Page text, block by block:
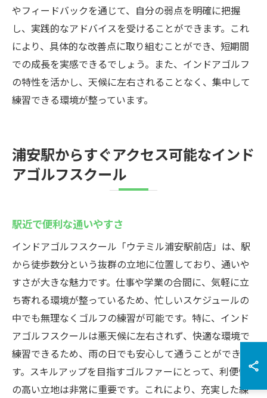
やフィードバックを通じて、自分の弱点を明確に把握
し、実践的なアドバイスを受けることができます。これ
により、具体的な改善点に取り組むことができ、短期間
での成長を実感できるでしょう。また、インドアゴルフ
の特性を活かし、天候に左右されることなく、集中して
練習できる環境が整っています。
浦安駅からすぐアクセス可能なインド
アゴルフスクール
駅近で便利な通いやすさ
インドアゴルフスクール「ウテミル浦安駅前店」は、駅
から徒歩数分という抜群の立地に位置しており、通いや
すさが大きな魅力です。仕事や学業の合間に、気軽に立
ち寄れる環境が整っているため、忙しいスケジュールの
中でも無理なくゴルフの練習が可能です。特に、インド
アゴルフスクールは悪天候に左右されず、快適な環境で
練習できるため、雨の日でも安心して通うことができま
す。スキルアップを目指すゴルファーにとって、利便性
の高い立地は非常に重要です。これにより、充実した練